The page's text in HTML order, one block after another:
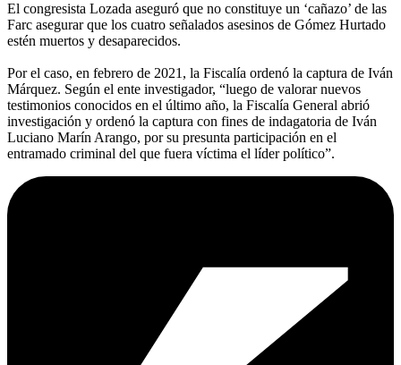
El congresista Lozada aseguró que no constituye un ‘cañazo’ de las
Farc asegurar que los cuatro señalados asesinos de Gómez Hurtado
estén muertos y desaparecidos.
Por el caso, en febrero de 2021, la Fiscalía ordenó la captura de Iván
Márquez. Según el ente investigador, “luego de valorar nuevos
testimonios conocidos en el último año, la Fiscalía General abrió
investigación y ordenó la captura con fines de indagatoria de Iván
Luciano Marín Arango, por su presunta participación en el
entramado criminal del que fuera víctima el líder político”.